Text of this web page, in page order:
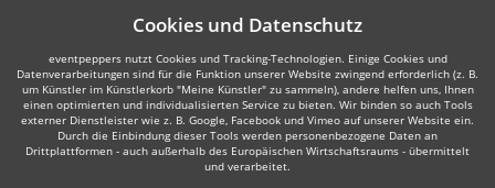
Cookies und Datenschutz
eventpeppers nutzt Cookies und Tracking-Technologien. Einige Cookies und
Datenverarbeitungen sind für die Funktion unserer Website zwingend erforderlich (z. B.
um Künstler im Künstlerkorb "Meine Künstler" zu sammeln), andere helfen uns, Ihnen
einen optimierten und individualisierten Service zu bieten. Wir binden so auch Tools
externer Dienstleister wie z. B. Google, Facebook und Vimeo auf unserer Website ein.
Durch die Einbindung dieser Tools werden personenbezogene Daten an
Drittplattformen - auch außerhalb des Europäischen Wirtschaftsraums - übermittelt
und verarbeitet.